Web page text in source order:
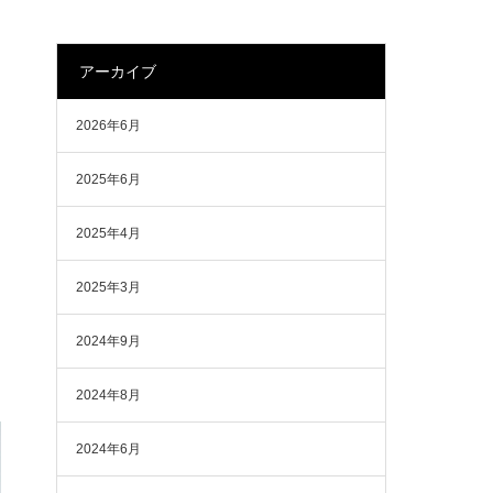
アーカイブ
2026年6月
2025年6月
2025年4月
2025年3月
2024年9月
2024年8月
2024年6月